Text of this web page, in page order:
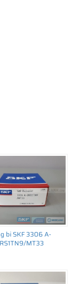
bi SKF 3306 A-
MT33